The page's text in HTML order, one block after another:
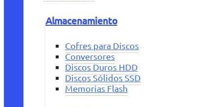
Almacenamiento
Cofres para Discos
Conversores
Discos Duros HDD
Discos Sólidos SSD
Memorias Flash